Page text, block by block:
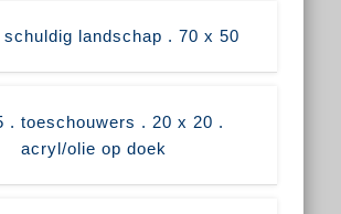
schuldig landschap . 70 x 50
. toeschouwers . 20 x 20 .
acryl/olie op doek